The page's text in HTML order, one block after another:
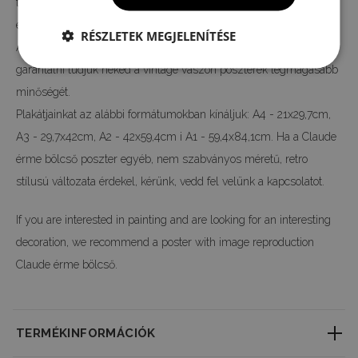
eredeti motívum színeit és részleteit 100%-ban vissza tudjuk adni.
A teljes gyártási folyamatot a mi gyárunkban végezzük, így
garantálni tudjuk neked a vintage vászon poszterek legmagasabb
minőségét.
Plakátjainkat az alábbi formátumokban kínáljuk: A4 - 21x29,7cm,
A3 - 29,7x42cm, A2 - 42x59,4cm i A1 - 59,4x84,1cm. Ha a Claude
érme bölcső poszter egyéb, nem szabványos méretű, retro
stílusú változata érdekel, kérünk, vedd fel velünk a kapcsolatot.
If you are interested in painting and are looking for an interesting
decoration, we recommend a poster with image reproduction
Claude érme bölcső.
TERMÉKINFORMÁCIÓK
RÉSZLETEK MEGJELENÍTÉSE